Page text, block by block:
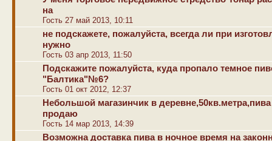
на
Гость 27 май 2013, 10:11
не подскажете, пожалуйста, всегда ли при
нужно
Гость 03 апр 2013, 11:50
Подскажите пожалуйста, куда пропало темное
"Балтика"№6?
Гость 01 окт 2012, 12:37
Небольшой магазинчик в
продаю
Гость 14 мар 2013, 14:39
Возможна доставка пива в ночное время на